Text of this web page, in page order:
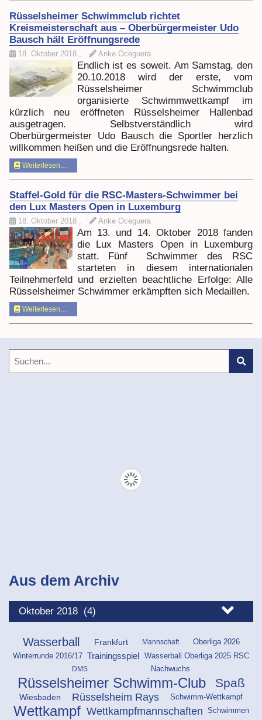
Rüsselsheimer Schwimmclub richtet
Kreismeisterschaft aus – Oberbürgermeister Udo
Bausch hält Eröffnungsrede
18. Oktober 2018 Anke Oceguera
Endlich ist es soweit. Am Samstag, den
20.10.2018 wird der erste, vom
Rüsselsheimer Schwimmclub
organisierte Schwimmwettkampf im
kürzlich neu eröffneten Rüsselsheimer Hallenbad
ausgetragen. Selbstverständlich wird
Oberbürgermeister Udo Bausch die Sportler herzlich
willkommen heißen und die Eröffnungsrede halten.
Weiterlesen…
Staffel-Gold für die RSC-Masters-Schwimmer bei
den Lux Masters Open in Luxemburg
18. Oktober 2018 Anke Oceguera
Am 13. und 14. Oktober 2018 fanden
die Lux Masters Open in Luxemburg
statt. Fünf Schwimmer des RSC
starteten in diesem internationalen
Teilnehmerfeld und erzielten beachtliche Erfolge: Alle
Rüsselsheimer Schwimmer erkämpften sich Medaillen.
Weiterlesen…
Aus dem Archiv
Wasserball Frankfurt Mannschaft Oberliga 2026
Winterrunde 2016/17 Trainingsspiel
Wasserball Oberliga 2025 RSC
DMS
Nachwuchs
Rüsselsheimer Schwimm-Club Spaß
Wiesbaden Rüsselsheim Rays Schwimm-Wettkampf
Wettkampf Wettkampfmannschaften Schwimmen